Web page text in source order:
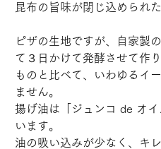
昆布の旨味が閉じ込められ
ピザの生地ですが、自家製
て３日かけて発酵させて作
ものと比べて、いわゆるイ
ません。
揚げ油は「ジュンコ de オ
います。
油の吸い込みが少なく、キ